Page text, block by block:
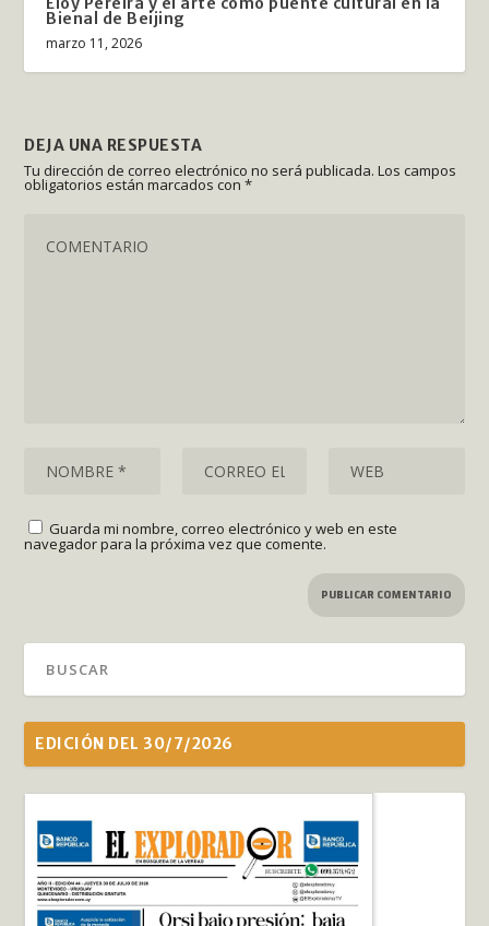
Bienal de Beijing
marzo 11, 2026
DEJA UNA RESPUESTA
Tu dirección de correo electrónico no será publicada. Los campos
obligatorios están marcados con*
Guarda mi nombre, correo electrónico y web en este
navegador para la próxima vez que comente.
EDICIÓN DEL 30/7/2026